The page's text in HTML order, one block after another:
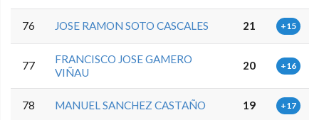
76 JOSE RAMON SOTO CASCALES 21 +15
77
FRANCISCO JOSE GAMERO
VIÑAU
20 +16
78 MANUEL SANCHEZ CASTAÑO 19 +17